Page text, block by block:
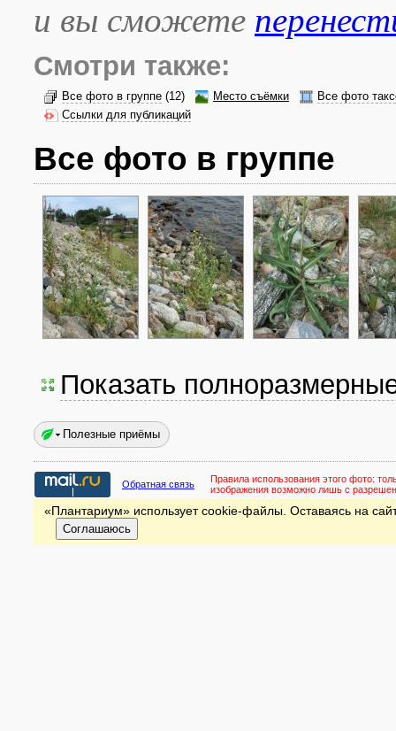
и вы сможете
Смотри также:
Все фото в группе (12) Место съёмки
Все фото
Ссылки для публикаций
Все фото в группе
Показать
Полезные приёмы
Обратная связь Правила использования этого фото:
изображения возможно лишь с
«Плантариум» использует cookie-файлы. Оставаясь на
Соглашаюсь